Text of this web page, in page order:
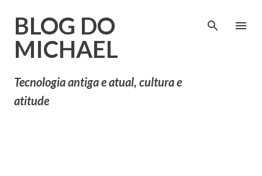
BLOG DO
MICHAEL
Tecnologia antiga e atual, cultura e
atitude